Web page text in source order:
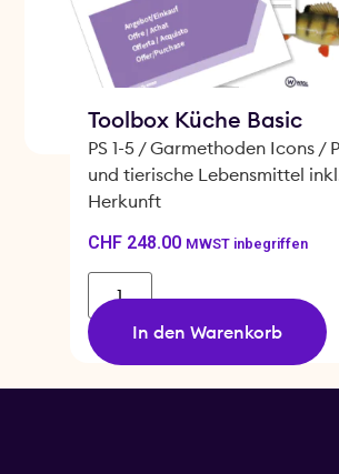
Toolbox Küche Basic
PS 1-5 / Garmethoden Icons /
und tierische Lebensmittel
Herkunft
CHF248.00 MWST inbegriffen
In den Warenkorb